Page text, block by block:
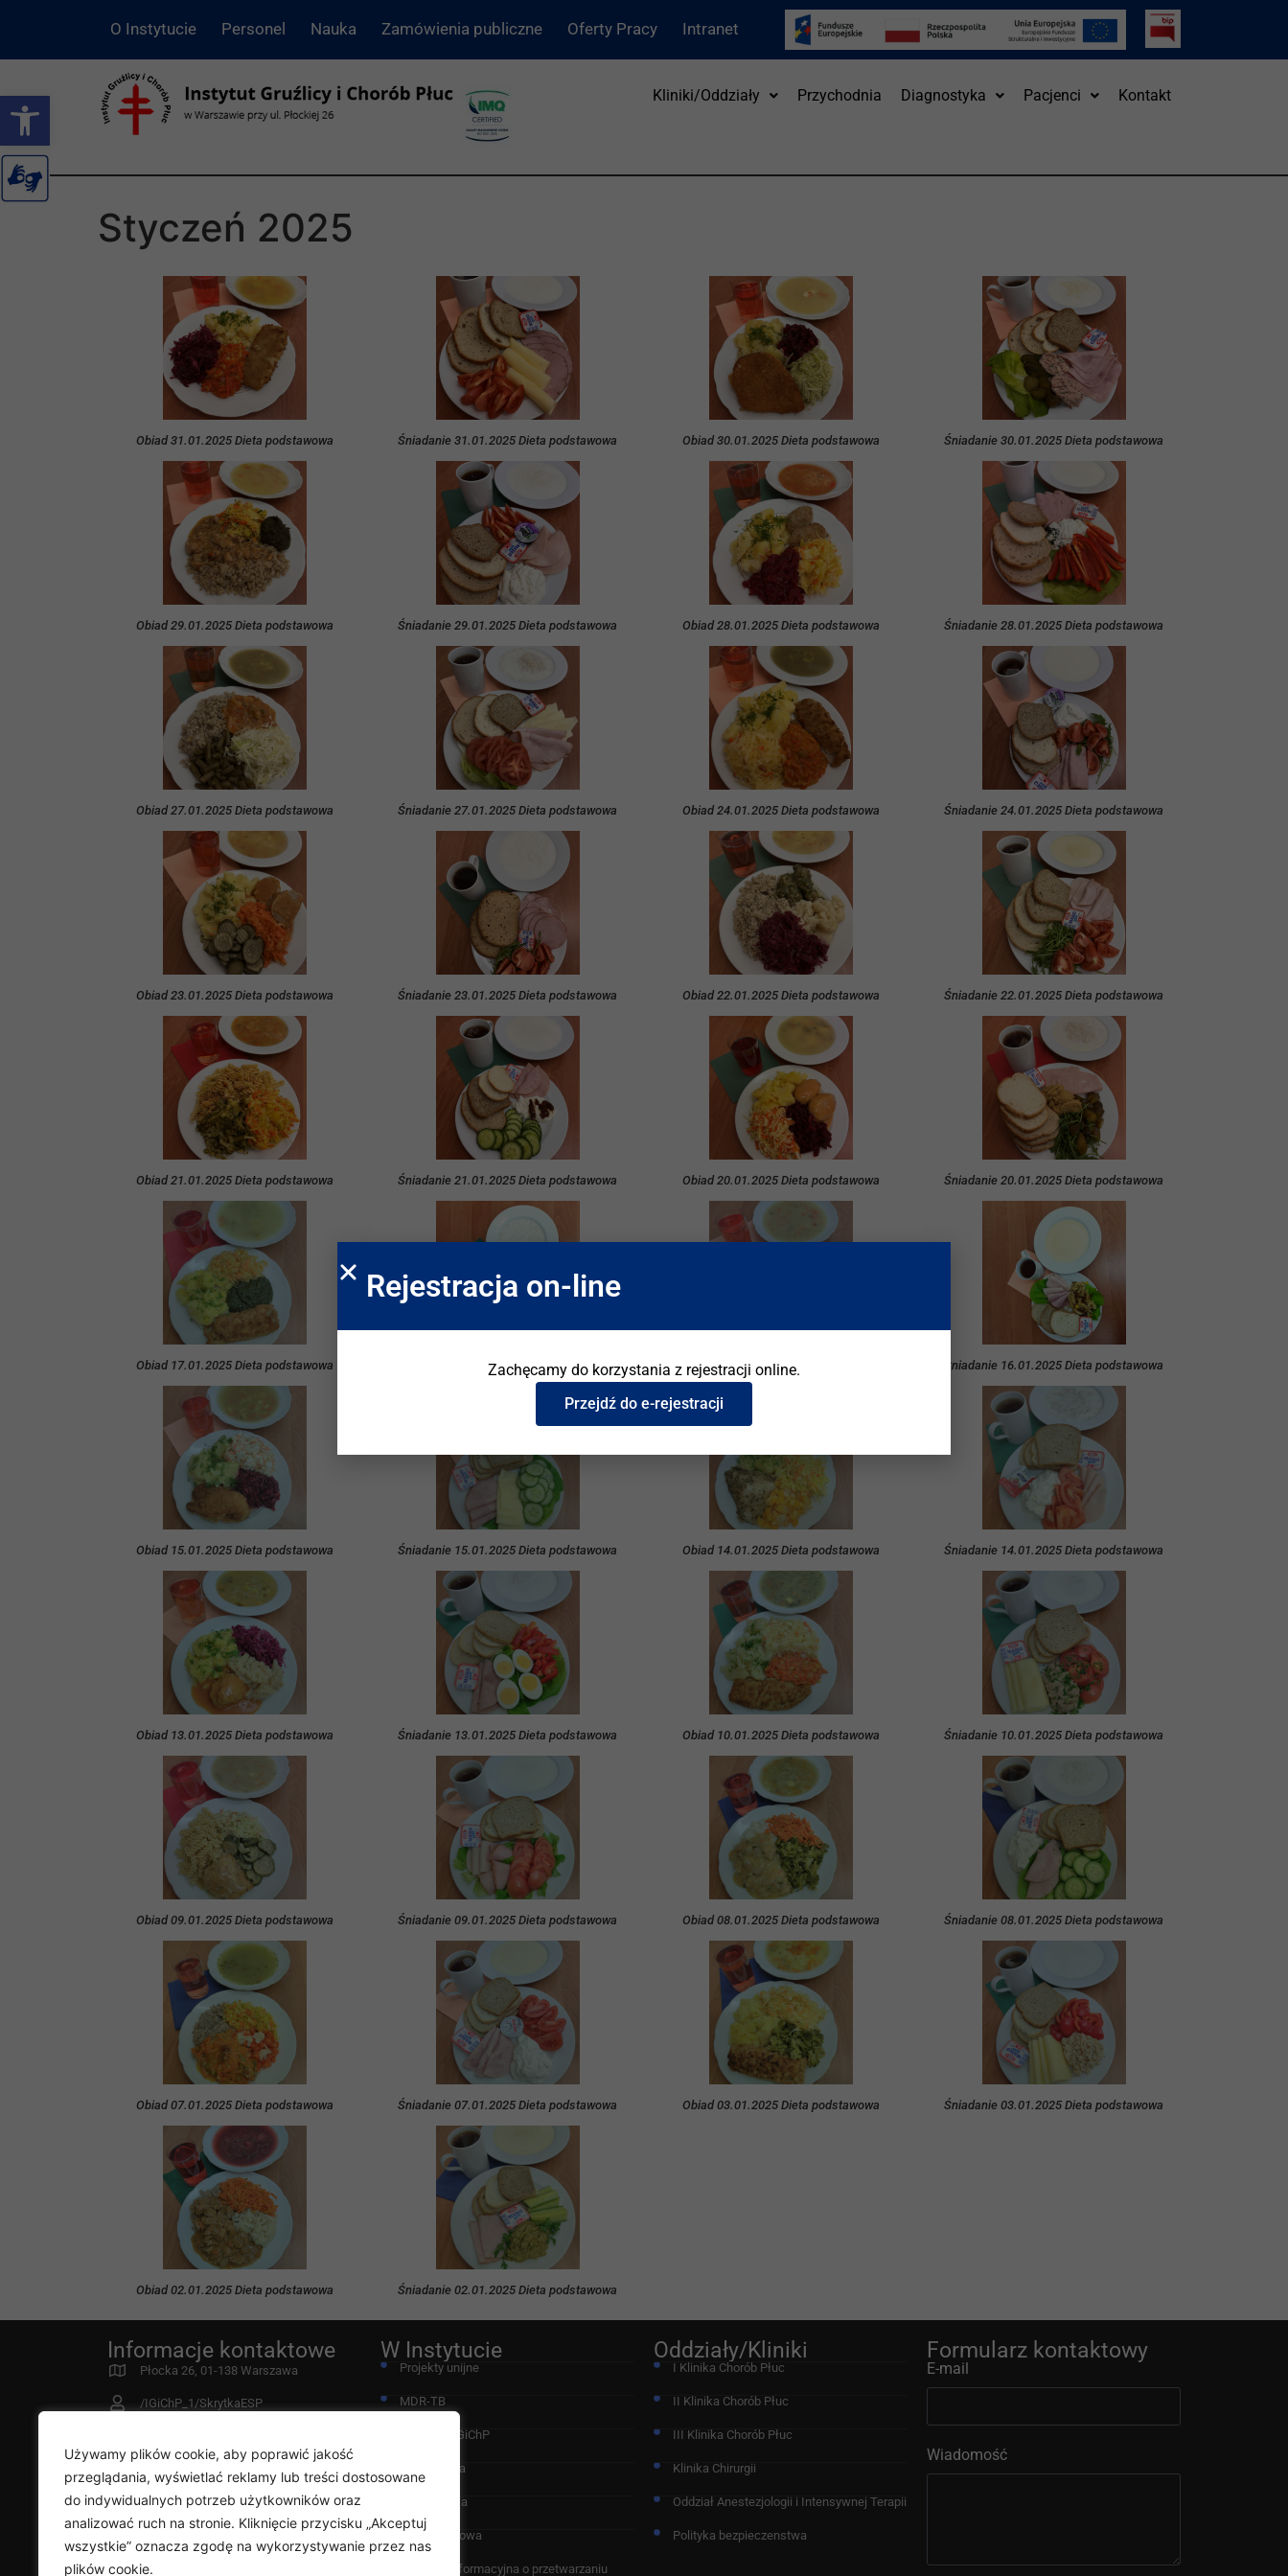
Otwórz pasek narzędzi
Używamy plików cookie, aby poprawić jakość
przeglądania, wyświetlać reklamy lub treści dostosowane
do indywidualnych potrzeb użytkowników oraz
analizować ruch na stronie. Kliknięcie przycisku „Akceptuj
wszystkie” oznacza zgodę na wykorzystywanie przez nas
plików cookie.
O Instytucie Personel Nauka Zamówienia publiczne Oferty Pracy Intranet
Kliniki/Oddziały Przychodnia Diagnostyka Pacjenci Kontakt
Styczeń 2025
Obiad 31.01.2025 Dieta podstawowa Śniadanie 31.01.2025 Dieta podstawowa Obiad 30.01.2025 Dieta podstawowa Śniadanie 30.01.2025 Dieta podstawowa
Obiad 29.01.2025 Dieta podstawowa Śniadanie 29.01.2025 Dieta podstawowa Obiad 28.01.2025 Dieta podstawowa Śniadanie 28.01.2025 Dieta podstawowa
Obiad 27.01.2025 Dieta podstawowa Śniadanie 27.01.2025 Dieta podstawowa Obiad 24.01.2025 Dieta podstawowa Śniadanie 24.01.2025 Dieta podstawowa
Obiad 23.01.2025 Dieta podstawowa Śniadanie 23.01.2025 Dieta podstawowa Obiad 22.01.2025 Dieta podstawowa Śniadanie 22.01.2025 Dieta podstawowa
Obiad 21.01.2025 Dieta podstawowa Śniadanie 21.01.2025 Dieta podstawowa Obiad 20.01.2025 Dieta podstawowa Śniadanie 20.01.2025 Dieta podstawowa
Obiad 17.01.2025 Dieta podstawowa Śniadanie 17.01.2025 Dieta podstawowa Obiad 16.01.2025 Dieta podstawowa Śniadanie 16.01.2025 Dieta podstawowa
Obiad 15.01.2025 Dieta podstawowa Śniadanie 15.01.2025 Dieta podstawowa Obiad 14.01.2025 Dieta podstawowa Śniadanie 14.01.2025 Dieta podstawowa
Obiad 13.01.2025 Dieta podstawowa Śniadanie 13.01.2025 Dieta podstawowa Obiad 10.01.2025 Dieta podstawowa Śniadanie 10.01.2025 Dieta podstawowa
Obiad 09.01.2025 Dieta podstawowa Śniadanie 09.01.2025 Dieta podstawowa Obiad 08.01.2025 Dieta podstawowa Śniadanie 08.01.2025 Dieta podstawowa
Obiad 07.01.2025 Dieta podstawowa Śniadanie 07.01.2025 Dieta podstawowa Obiad 03.01.2025 Dieta podstawowa Śniadanie 03.01.2025 Dieta podstawowa
Obiad 02.01.2025 Dieta podstawowa Śniadanie 02.01.2025 Dieta podstawowa
Informacje kontaktowe
Płocka 26, 01-138 Warszawa
/IGiChP_1/SkrytkaESP
Deklaracja dostępności
W Instytucie
Projekty unijne
MDR-TB
Fundacja IGiChP
Przychodnia
Diagnostyka
Rada Naukowa
Klauzula informacyjna o przetwarzaniu
Oddziały/Kliniki
I Klinika Chorób Płuc
II Klinika Chorób Płuc
III Klinika Chorób Płuc
Klinika Chirurgii
Oddział Anestezjologii i Intensywnej Terapii
Polityka bezpieczenstwa
Formularz kontaktowy
E-mail
Wiadomość
Rejestracja on-line
Zachęcamy do korzystania z rejestracji online.
Przejdź do e-rejestracji